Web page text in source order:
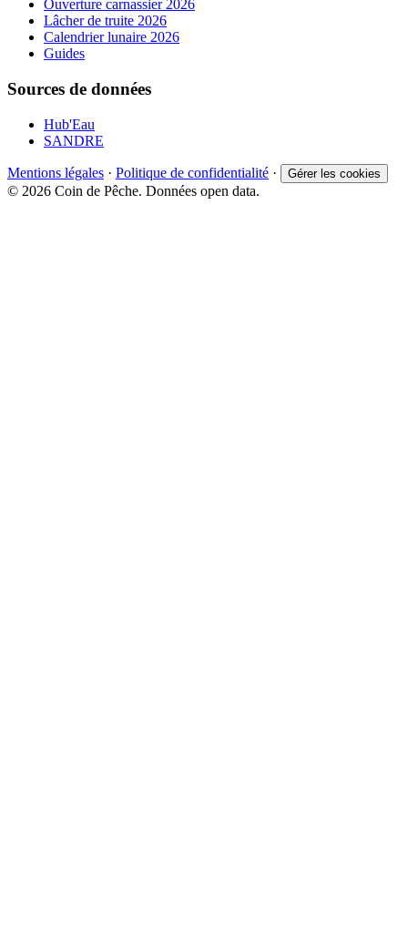
Ouverture carnassier 2026
Lâcher de truite 2026
Calendrier lunaire 2026
Guides
Sources de données
Hub'Eau
SANDRE
Mentions légales · Politique de confidentialité · Gérer les cookies
© 2026 Coin de Pêche. Données open data.